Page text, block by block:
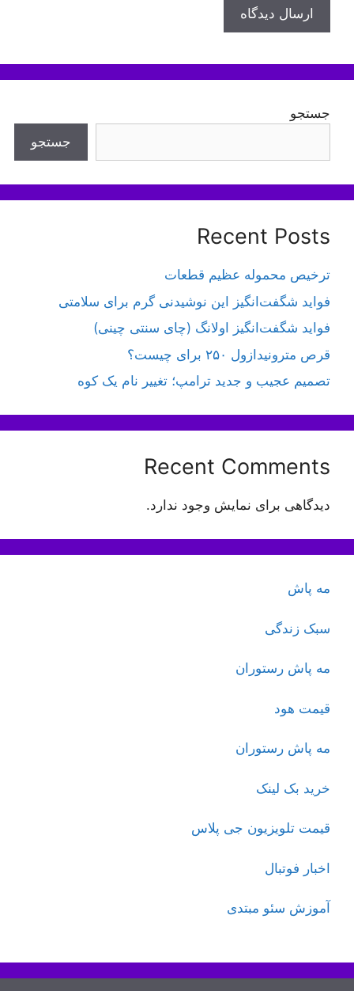
جستجو
جستجو
Recent Posts
ترخیص محموله عظیم قطعات
فواید شگفت‌انگیز این نوشیدنی گرم برای سلامتی
فواید شگفت‌انگیز اولانگ (چای سنتی چینی)
قرص مترونیدازول ۲۵۰ برای چیست؟
تصمیم عجیب و جدید ترامپ؛ تغییر نام یک کوه
Recent Comments
دیدگاهی برای نمایش وجود ندارد.
مه پاش
سبک زندگی
مه پاش رستوران
قیمت هود
مه پاش رستوران
خرید بک لینک
قیمت تلویزیون جی پلاس
اخبار فوتبال
آموزش سئو مبتدی